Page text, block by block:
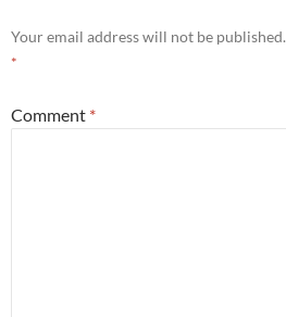
Your email address will not be published.
*
Comment *